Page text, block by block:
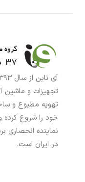
تجهیزات و ماشین
تهویه مطبوع و
خود را شروع کرده
نماینده انحصاری
در ایران است.